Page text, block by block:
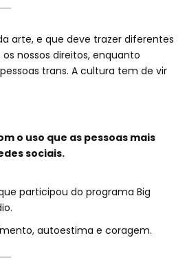
arte, e que deve trazer diferentes
nossos direitos, enquanto
trans. A cultura tem de vir
o uso que as pessoas mais
sociais.
participou do programa Big
autoestima e coragem.